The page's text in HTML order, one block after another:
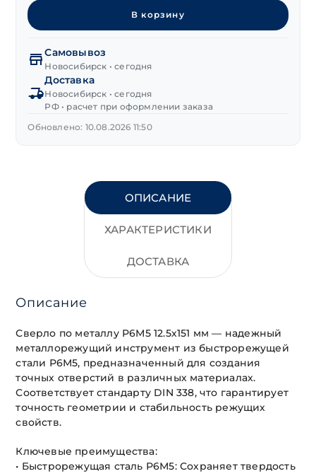
Сверло
по
Р6М5
12,5х101/151 мм
В корзину
Самовывоз
Новосибирск • сегодня
Доставка
Новосибирск • сегодня
РФ • расчет при оформлении заказа
Обновлено: 10.08.2026 11:50
ОПИСАНИЕ
ХАРАКТЕРИСТИКИ
ДОСТАВКА
Описание
Сверло по металлу Р6М5 12.5х151 мм — надежный
металлорежущий инструмент из быстрорежущей
стали Р6М5, предназначенный для создания
точных отверстий в различных материалах.
Соответствует стандарту DIN 338, что гарантирует
точность геометрии и стабильность режущих
свойств.
Ключевые преимущества:
• Быстрорежущая сталь Р6М5: Сохраняет твердость